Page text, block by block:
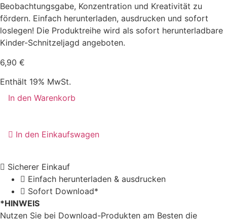
Beobachtungsgabe, Konzentration und Kreativität zu
fördern. Einfach herunterladen, ausdrucken und sofort
loslegen! Die Produktreihe wird als sofort herunterladbare
Kinder-Schnitzeljagd angeboten.
6,90 €
Enthält 19% MwSt.
Unter
In den Warenkorb
Piraten
(ca.
Jahre)
[Digital]
Menge
In den Einkaufswagen
Sicherer Einkauf
Einfach herunterladen & ausdrucken
Sofort Download*
*HINWEIS
Nutzen Sie bei Download-Produkten am Besten die